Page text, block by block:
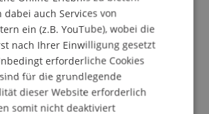
dabei auch Services von
ein (z.B. YouTube), wobei die
nach Ihrer Einwilligung gesetzt
erforderliche Cookies
für die grundlegende
dieser Website erforderlich
somit nicht deaktiviert